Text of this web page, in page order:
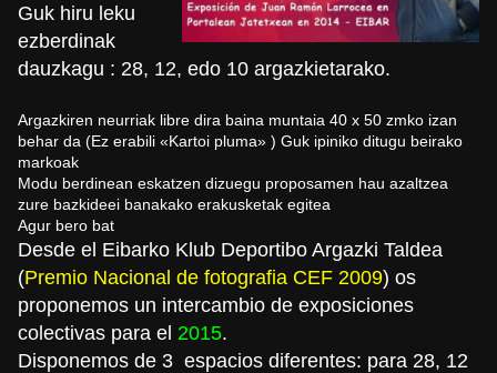
Guk hiru leku
ezberdinak
dauzkagu : 28, 12, edo 10 argazkietarako.
Argazkiren neurriak libre dira baina muntaia 40 x 50 zmko izan
behar da (Ez erabili «Kartoi pluma» ) Guk ipiniko ditugu beirako
markoak
Modu berdinean eskatzen dizuegu proposamen hau azaltzea
zure bazkideei banakako erakusketak egitea
Agur bero bat
Desde el Eibarko Klub Deportibo Argazki Taldea
(Premio Nacional de fotografia CEF 2009) os
proponemos un intercambio de exposiciones
colectivas para el 2015.
Disponemos de 3 espacios diferentes: para 28, 12